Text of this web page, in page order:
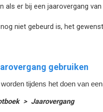
als er bij een jaarovergang
niet gebeurd is, het
gebruiken
tijdens het doen van
> Jaarovergang